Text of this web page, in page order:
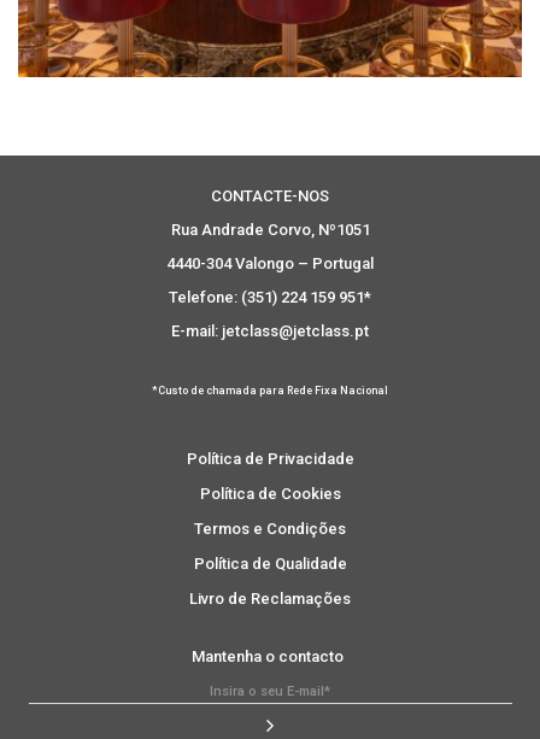
CONTACTE-NOS
Rua Andrade Corvo, Nº1051
4440-304 Valongo – Portugal
Telefone: (351) 224 159 951*
E-mail: jetclass@jetclass.pt
*Custo de chamada para Rede Fixa Nacional
Política de Privacidade
Política de Cookies
Termos e Condições
Política de Qualidade
Livro de Reclamações
Mantenha o contacto